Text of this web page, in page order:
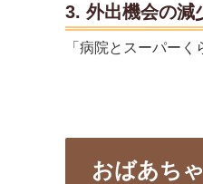
3. 外出機会の減
「病院とスーパー
おばあち